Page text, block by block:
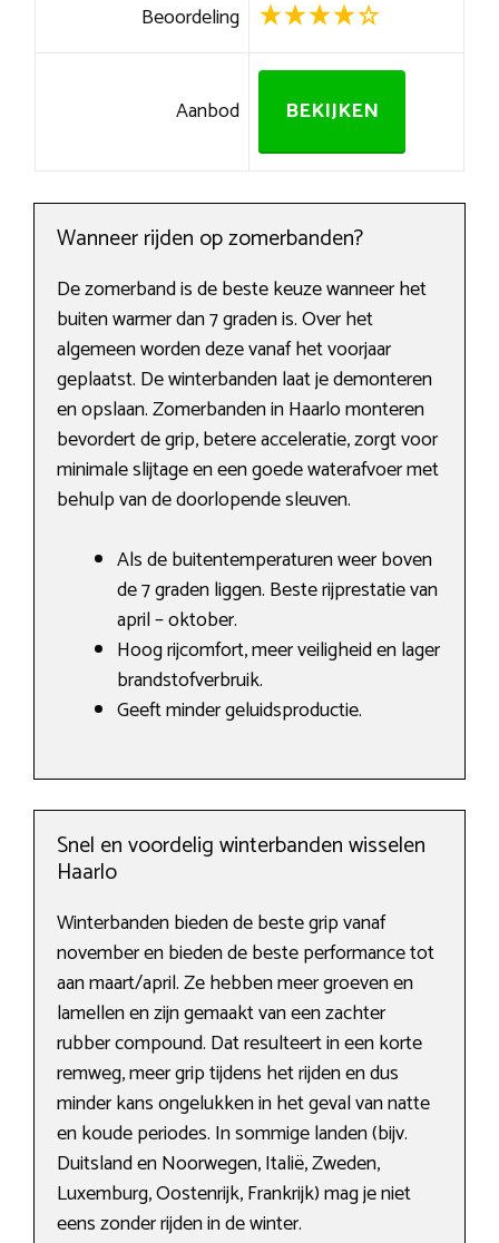
Beoordeling
Aanbod BEKIJKEN
Wanneer rijden op zomerbanden?
De zomerband is de beste keuze wanneer het
buiten warmer dan 7 graden is. Over het
algemeen worden deze vanaf het voorjaar
geplaatst. De winterbanden laat je demonteren
en opslaan. Zomerbanden in Haarlo monteren
bevordert de grip, betere acceleratie, zorgt voor
minimale slijtage en een goede waterafvoer met
behulp van de doorlopende sleuven.
Als de buitentemperaturen weer boven
de 7 graden liggen. Beste rijprestatie van
april – oktober.
Hoog rijcomfort, meer veiligheid en lager
brandstofverbruik.
Geeft minder geluidsproductie.
Snel en voordelig winterbanden wisselen
Haarlo
Winterbanden bieden de beste grip vanaf
november en bieden de beste performance tot
aan maart/april. Ze hebben meer groeven en
lamellen en zijn gemaakt van een zachter
rubber compound. Dat resulteert in een korte
remweg, meer grip tijdens het rijden en dus
minder kans ongelukken in het geval van natte
en koude periodes. In sommige landen (bijv.
Duitsland en Noorwegen, Italië, Zweden,
Luxemburg, Oostenrijk, Frankrijk) mag je niet
eens zonder rijden in de winter.